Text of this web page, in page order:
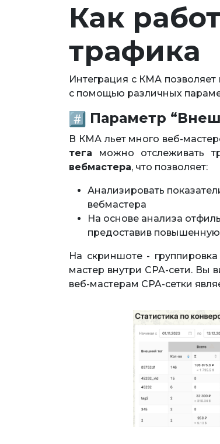
Как
трафика
Интеграция с КМА позволяет
с помощью различных
Параметр
В КМА льет много веб-
тега можно отслеживать
вебмастера, что позволяет:
Анализировать
вебмастера
На основе анализа
предоставив повышенную
На скриншоте -
мастер внутри CPA-сети. Вы
веб-мастерам CPA-сетки